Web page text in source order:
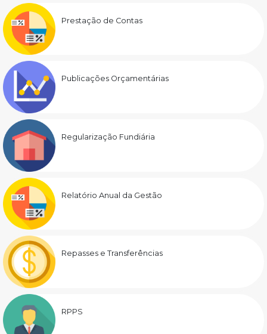
Prestação de Contas
Publicações Orçamentárias
Regularização Fundiária
Relatório Anual da Gestão
Repasses e Transferências
RPPS